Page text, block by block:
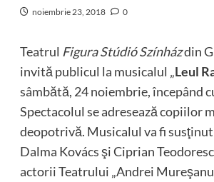
noiembrie 23, 2018 0
Teatrul Figura Stúdió Színházdin
invită publicul la musicalul „Leul
sâmbătă, 24 noiembrie, începând
Spectacolul se adresează copiilor
deopotrivă. Musicalul va fi
Dalma Kovács şi Ciprian
actorii Teatrului „Andrei